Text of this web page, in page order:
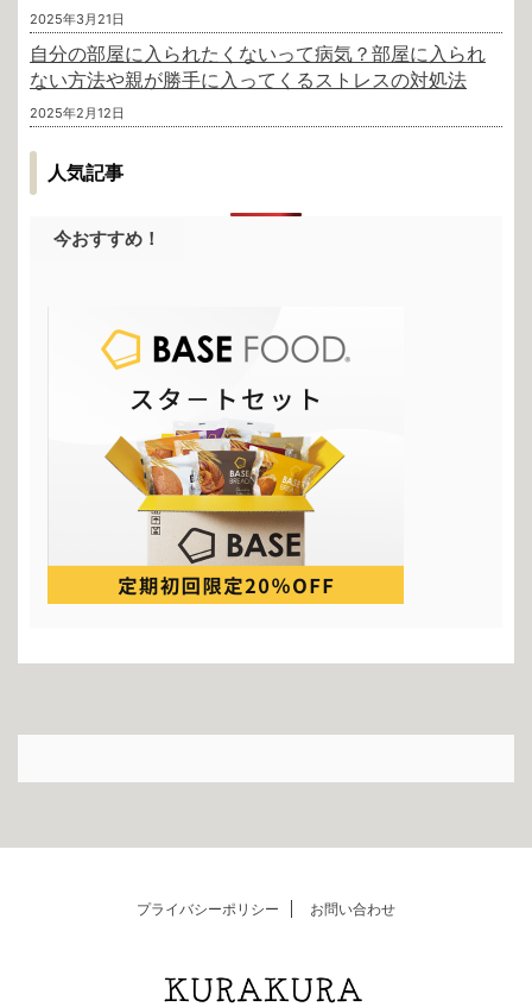
2025年3月21日
自分の部屋に入られたくないって病気？部屋に入られ
ない方法や親が勝手に入ってくるストレスの対処法
2025年2月12日
人気記事
今おすすめ！
プライバシーポリシー お問い合わせ